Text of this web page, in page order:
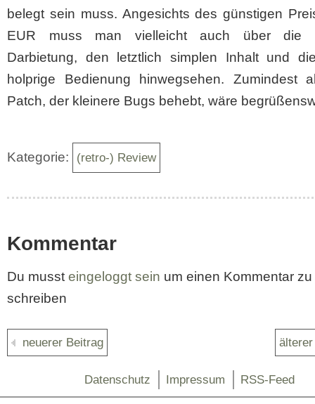
belegt sein muss. Angesichts des günstigen
EUR muss man vielleicht auch über die
Darbietung, den letztlich simplen Inhalt und
holprige Bedienung hinwegsehen. Zumindest
Patch, der kleinere Bugs behebt, wäre
Kategorie: (retro-) Review
Kommentar
Du musst eingeloggt sein um einen Kommentar zu
schreiben
neuerer Beitrag
Datenschutz Impressum RSS-Feed